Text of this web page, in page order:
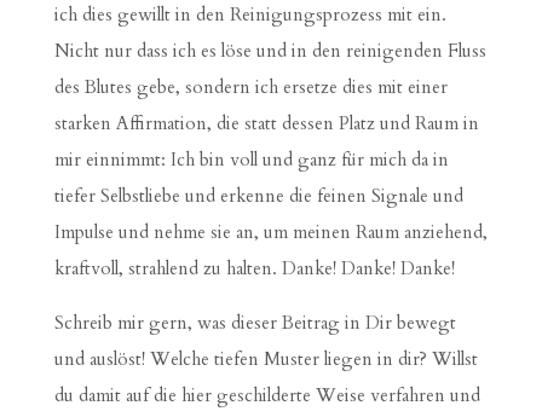
ich dies gewillt in den Reinigungsprozess mit ein.
Nicht nur dass ich es löse und in den reinigenden Fluss
des Blutes gebe, sondern ich ersetze dies mit einer
starken Affirmation, die statt dessen Platz und Raum in
mir einnimmt: Ich bin voll und ganz für mich da in
tiefer Selbstliebe und erkenne die feinen Signale und
Impulse und nehme sie an, um meinen Raum anziehend,
kraftvoll, strahlend zu halten. Danke! Danke! Danke!
Schreib mir gern, was dieser Beitrag in Dir bewegt
und auslöst! Welche tiefen Muster liegen in dir? Willst
du damit auf die hier geschilderte Weise verfahren und